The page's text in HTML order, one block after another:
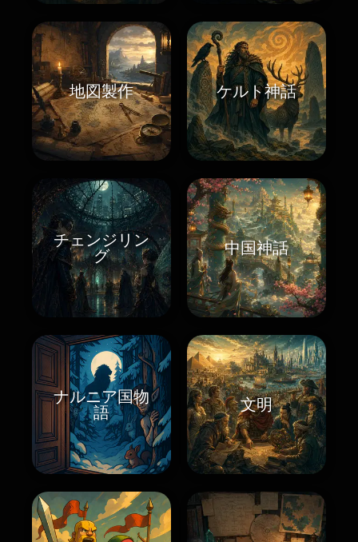
地図製作 ケルト神話
チェンジリン
グ
中国神話
ナルニア国物
語
文明